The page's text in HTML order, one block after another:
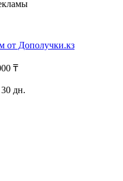
от Дополучки.кз
₸
дн.